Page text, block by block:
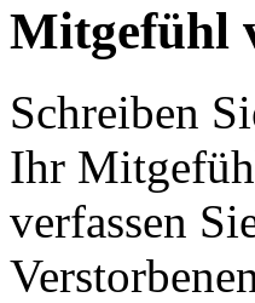
Mitgefühl
Schreiben
Ihr
verfassen